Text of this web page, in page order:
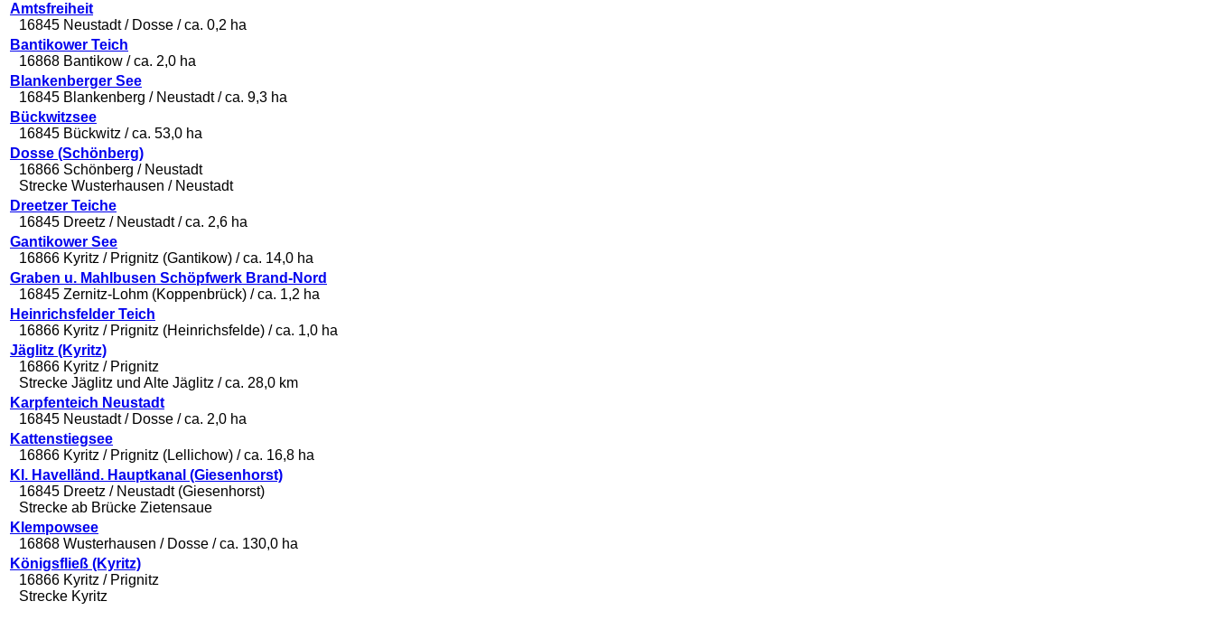
Amtsfreiheit
16845 Neustadt / Dosse / ca. 0,2 ha
Bantikower Teich
16868 Bantikow / ca. 2,0 ha
Blankenberger See
16845 Blankenberg / Neustadt / ca. 9,3 ha
Bückwitzsee
16845 Bückwitz / ca. 53,0 ha
Dosse (Schönberg)
16866 Schönberg / Neustadt
Strecke Wusterhausen / Neustadt
Dreetzer Teiche
16845 Dreetz / Neustadt / ca. 2,6 ha
Gantikower See
16866 Kyritz / Prignitz (Gantikow) / ca. 14,0 ha
Graben u. Mahlbusen Schöpfwerk Brand-Nord
16845 Zernitz-Lohm (Koppenbrück) / ca. 1,2 ha
Heinrichsfelder Teich
16866 Kyritz / Prignitz (Heinrichsfelde) / ca. 1,0 ha
Jäglitz (Kyritz)
16866 Kyritz / Prignitz
Strecke Jäglitz und Alte Jäglitz / ca. 28,0 km
Karpfenteich Neustadt
16845 Neustadt / Dosse / ca. 2,0 ha
Kattenstiegsee
16866 Kyritz / Prignitz (Lellichow) / ca. 16,8 ha
Kl. Havelländ. Hauptkanal (Giesenhorst)
16845 Dreetz / Neustadt (Giesenhorst)
Strecke ab Brücke Zietensaue
Klempowsee
16868 Wusterhausen / Dosse / ca. 130,0 ha
Königsfließ (Kyritz)
16866 Kyritz / Prignitz
Strecke Kyritz